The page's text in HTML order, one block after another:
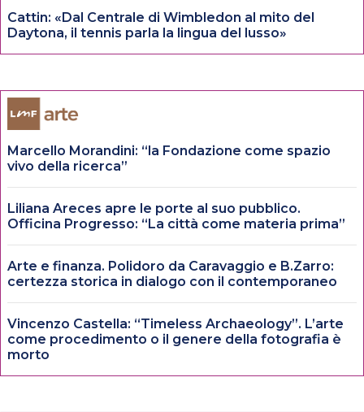
Cattin: «Dal Centrale di Wimbledon al mito del
Daytona, il tennis parla la lingua del lusso»
Marcello Morandini: “la Fondazione come spazio
vivo della ricerca”
Liliana Areces apre le porte al suo pubblico.
Officina Progresso: “La città come materia prima”
Arte e finanza. Polidoro da Caravaggio e B.Zarro:
certezza storica in dialogo con il contemporaneo
Vincenzo Castella: “Timeless Archaeology”. L’arte
come procedimento o il genere della fotografia è
morto